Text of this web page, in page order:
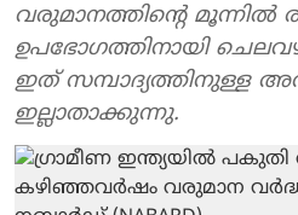
വരുമാനത്തിന്റെ മൂന്നിൽ
ഉപഭോഗത്തിനായി
ഇത് സമ്പാദ്യത്തിനുള്ള
ഇല്ലാതാക്കുന്നു.